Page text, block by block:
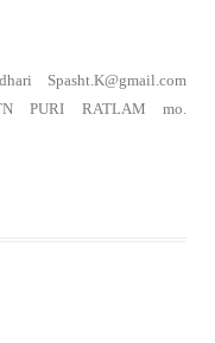
Spasht.K@gmail.com
PURI RATLAM mo.